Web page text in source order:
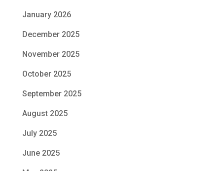
January 2026
December 2025
November 2025
October 2025
September 2025
August 2025
July 2025
June 2025